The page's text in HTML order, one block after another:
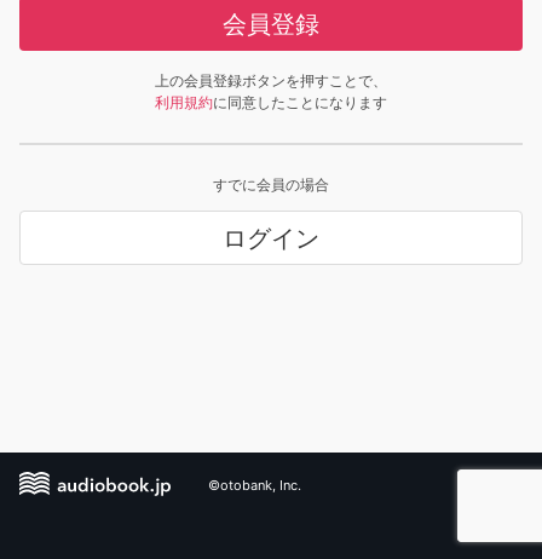
会員登録
上の会員登録ボタンを押すことで、
利用規約に同意したことになります
すでに会員の場合
ログイン
©otobank, Inc.